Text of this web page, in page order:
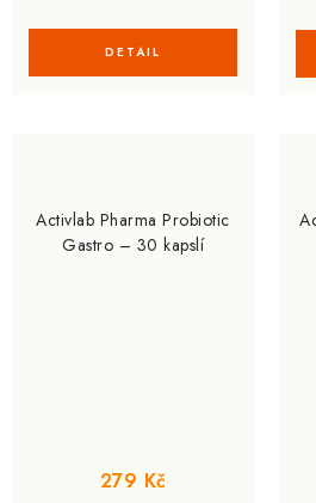
Activlab Pharma Probiotic
Gastro – 30 kapslí
279 Kč